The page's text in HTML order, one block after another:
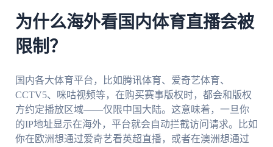
为什么海外看国内体育直播会被
限制？
国内各大体育平台，比如腾讯体育、爱奇艺体育、
CCTV5、咪咕视频等，在购买赛事版权时，都会和版权
方约定播放区域——仅限中国大陆。这意味着，一旦你
的IP地址显示在海外，平台就会自动拦截访问请求。比如
你在欧洲想通过爱奇艺看英超直播，或者在澳洲想通过